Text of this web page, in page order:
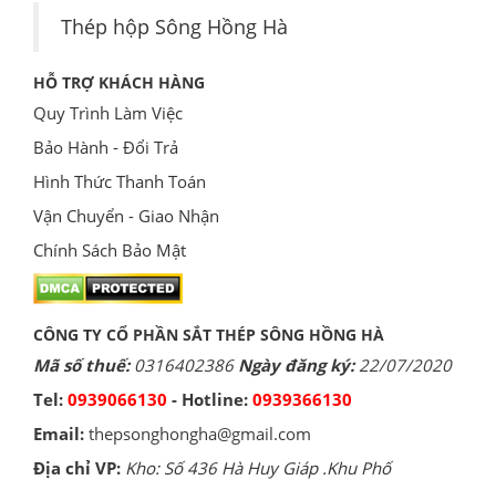
Thép hộp Sông Hồng Hà
HỖ TRỢ KHÁCH HÀNG
Quy Trình Làm Việc
Bảo Hành - Đổi Trả
Hình Thức Thanh Toán
Vận Chuyển - Giao Nhận
Chính Sách Bảo Mật
CÔNG TY CỔ PHẦN SẮT THÉP SÔNG HỒNG HÀ
Mã số thuế:0316402386Ngày đăng ký:22/07/2020
Tel: 0939066130 - Hotline: 0939366130
Email: thepsonghongha@gmail.com
Địa chỉ VP: Kho: Số 436 Hà Huy Giáp .Khu Phố